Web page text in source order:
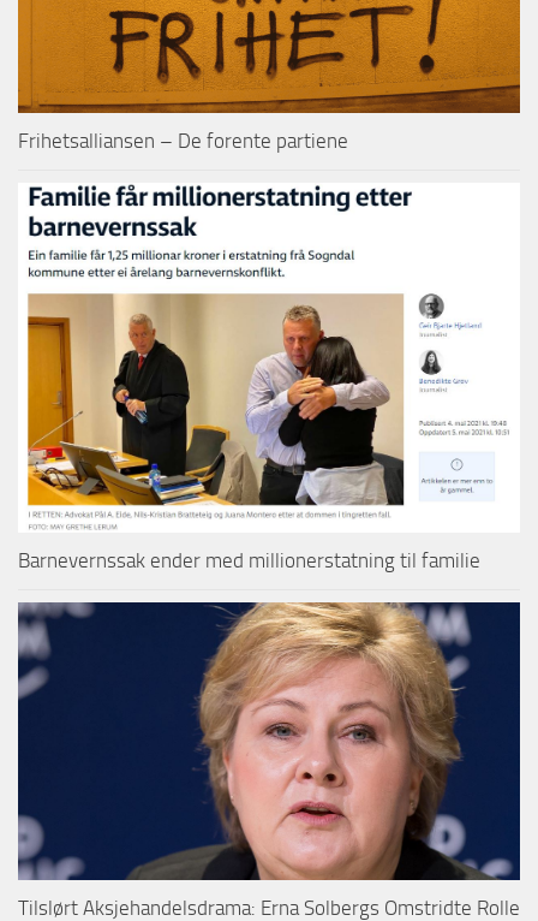
Frihetsalliansen – De forente partiene
Barnevernssak ender med millionerstatning til familie
Tilslørt Aksjehandelsdrama: Erna Solbergs Omstridte Rolle